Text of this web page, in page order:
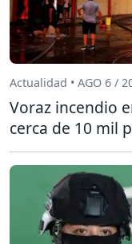
Actualidad • AGO 6 /
Voraz incendio
cerca de 10 mil